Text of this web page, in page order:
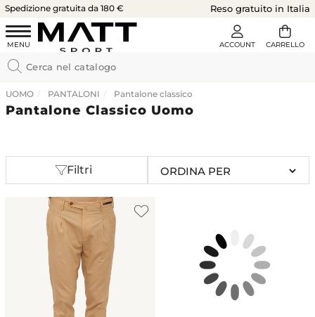
Spedizione gratuita da 180 € Reso gratuito in Italia
UOMO PANTALONI Pantalone classico
Pantalone Classico Uomo
Filtri